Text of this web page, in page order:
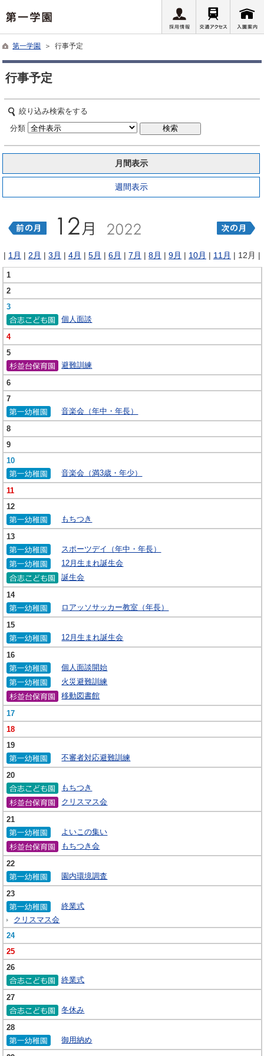
第一学園 ＞ 行事予定
行事予定
絞り込み検索をする
分類
月間表示
週間表示
| 1月 | 2月 | 3月 | 4月 | 5月 | 6月 | 7月 | 8月 | 9月 | 10月 | 11月 | 12月 |
1
2
3
個人面談
4
5
避難訓練
6
7
音楽会（年中・年長）
8
9
10
音楽会（満3歳・年少）
11
12
もちつき
13
スポーツデイ（年中・年長）
12月生まれ誕生会
誕生会
14
ロアッソサッカー教室（年長）
15
12月生まれ誕生会
16
個人面談開始
火災避難訓練
移動図書館
17
18
19
不審者対応避難訓練
20
もちつき
クリスマス会
21
よいこの集い
もちつき会
22
園内環境調査
23
終業式
クリスマス会
24
25
26
終業式
27
冬休み
28
御用納め